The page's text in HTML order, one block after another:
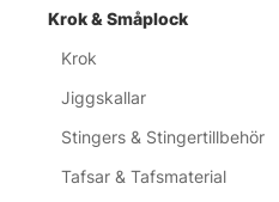
Krok & Småplock
Krok
Jiggskallar
Stingers & Stingertillbehör
Tafsar & Tafsmaterial